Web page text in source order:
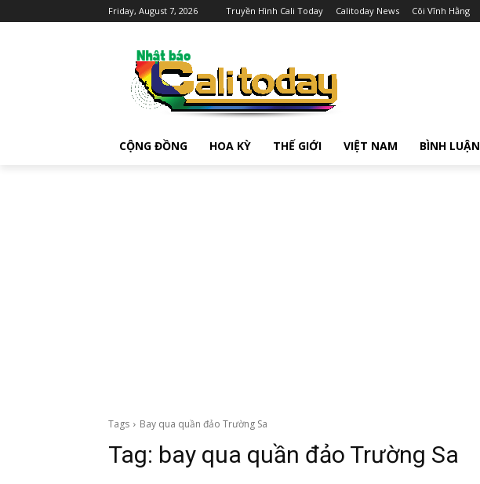
Friday, August 7, 2026 Truyền Hình Cali Today Calitoday News Cõi Vĩnh Hằng
CỘNG ĐỒNG HOA KỲ THẾ GIỚI VIỆT NAM BÌNH LUẬN
Tags Bay qua quần đảo Trường Sa
Tag: bay qua quần đảo Trường Sa